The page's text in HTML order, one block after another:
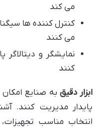
می کند
کنترل کننده ها
می کنند
نمایشگر و دیتالاگر
کنند
ابزار دقیق به صنایع امکان
پایدار مدیریت کنند.
انتخاب مناسب